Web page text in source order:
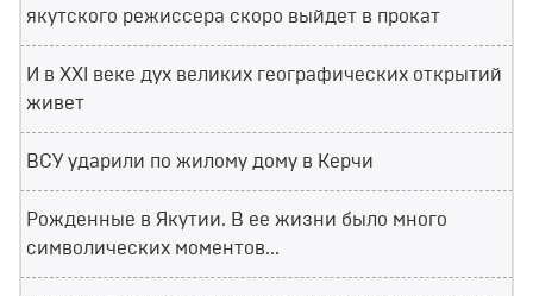
якутского режиссера скоро выйдет в прокат
И в XXI веке дух великих географических открытий
живет
ВСУ ударили по жилому дому в Керчи
Рожденные в Якутии. В ее жизни было много
символических моментов...